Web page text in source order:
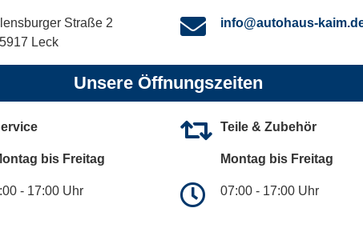
Straße 2
Leck
info@autohaus-
Unsere Öffnungszeiten
bis Freitag
- 17:00 Uhr
Teile & Zubehör
Montag bis Freitag
07:00 - 17:00 Uhr